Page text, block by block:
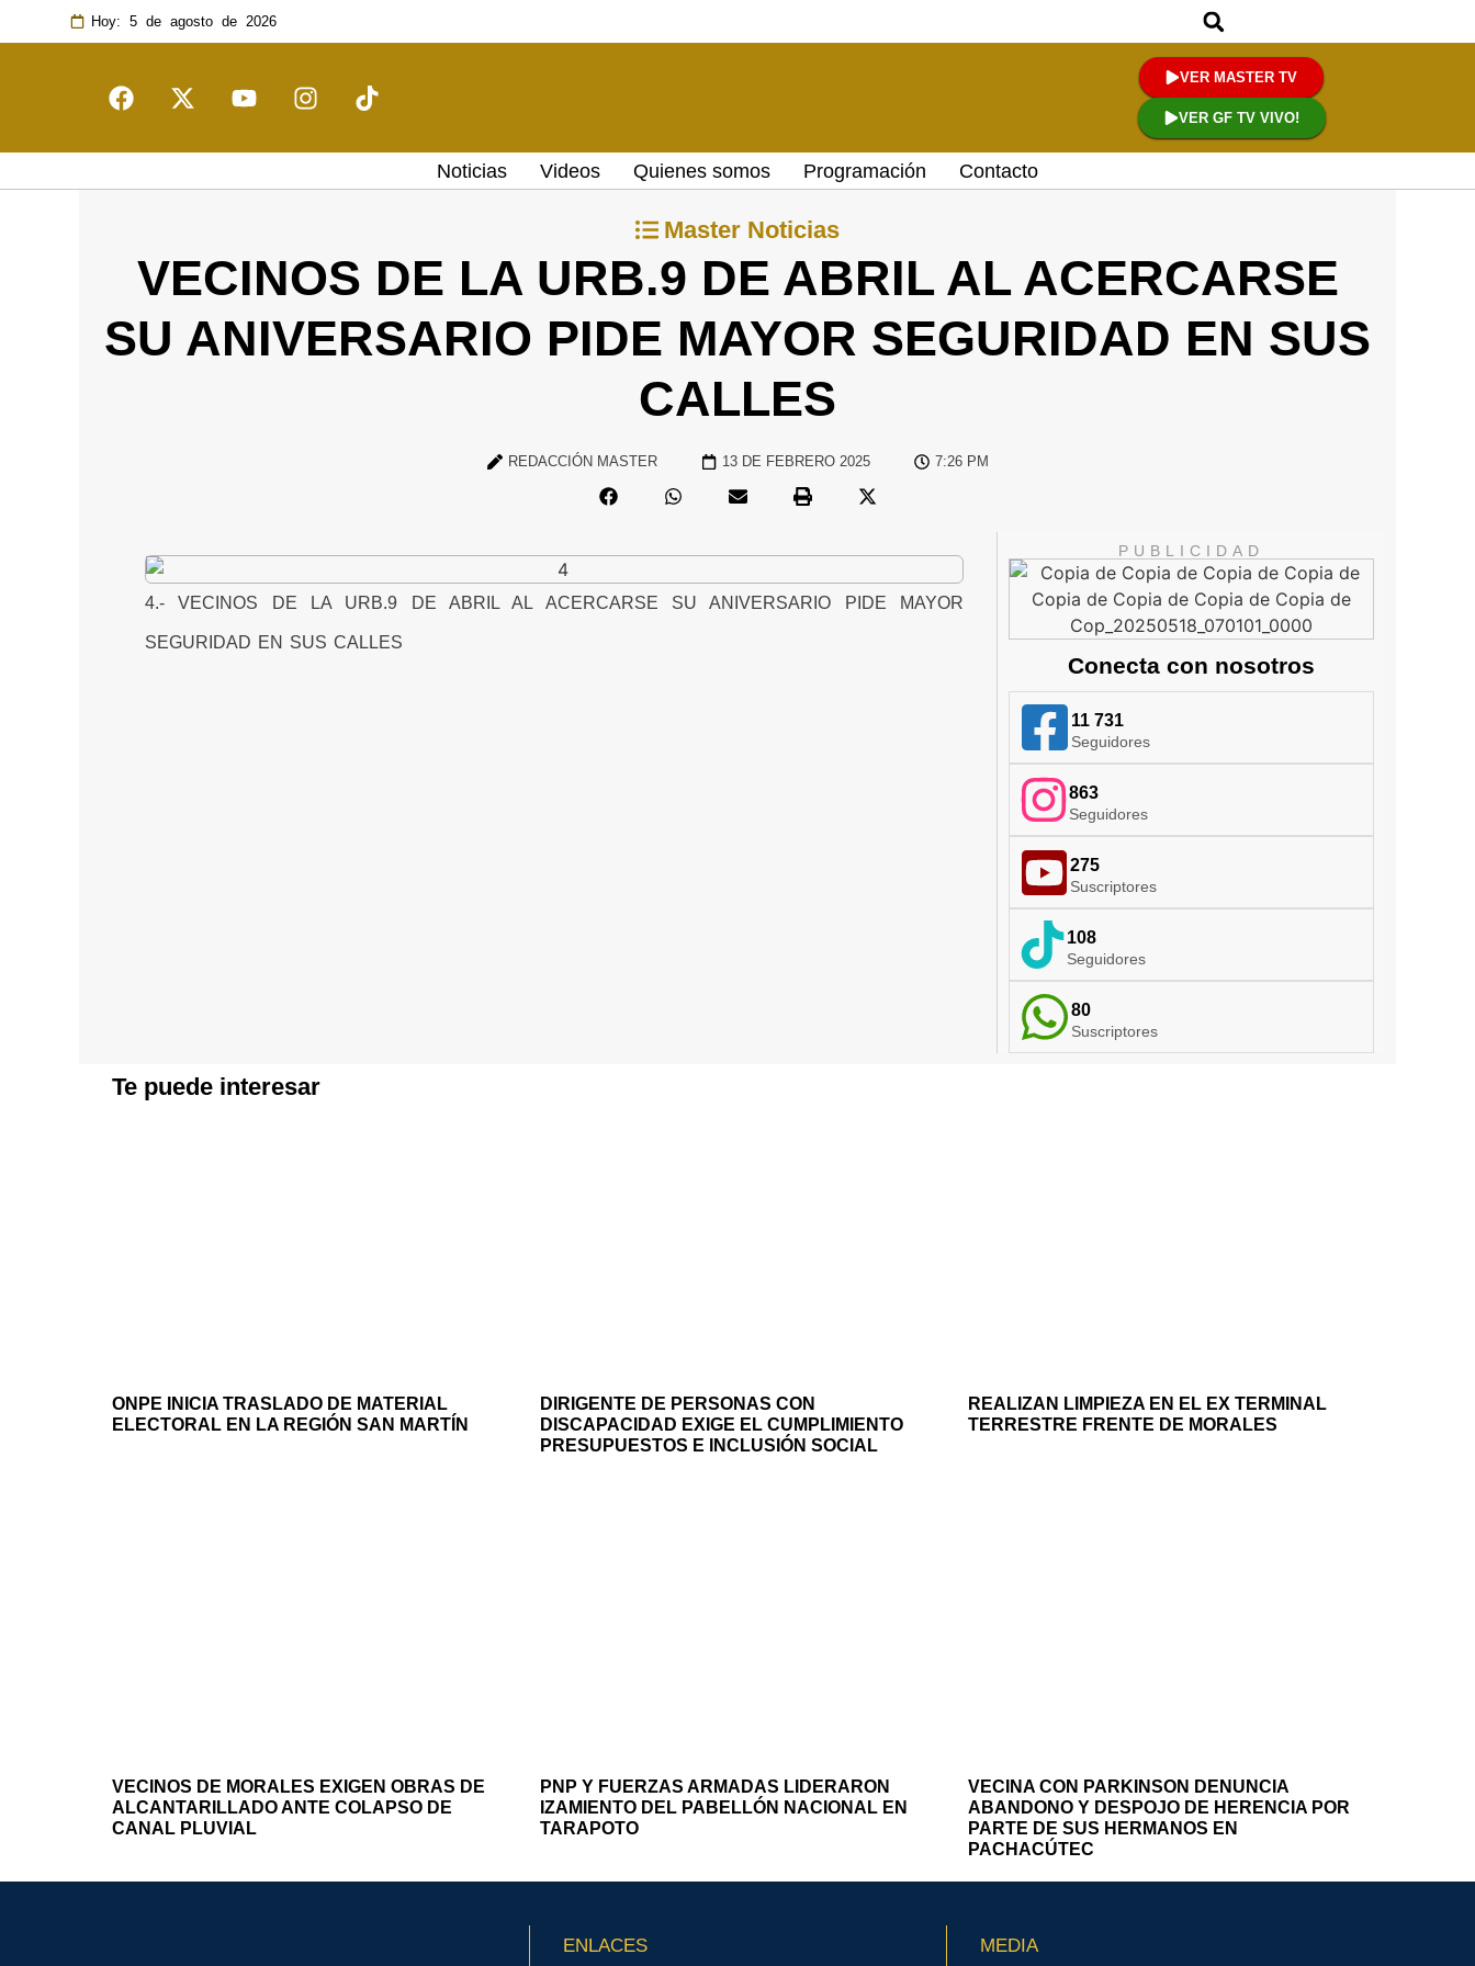
Hoy: 5 de agosto de 2026
VER MASTER TV
VER GF TV VIVO!
Noticias Videos Quienes somos Programación Contacto
Master Noticias
VECINOS DE LA URB.9 DE ABRIL AL ACERCARSE
SU ANIVERSARIO PIDE MAYOR SEGURIDAD EN SUS
CALLES
REDACCIÓN MASTER 13 DE FEBRERO 2025 7:26 PM
4.- VECINOS DE LA URB.9 DE ABRIL AL ACERCARSE SU ANIVERSARIO PIDE MAYOR
SEGURIDAD EN SUS CALLES
PUBLICIDAD
Conecta con nosotros
11 731
Seguidores
863
Seguidores
275
Suscriptores
108
Seguidores
80
Suscriptores
Te puede interesar
ONPE INICIA TRASLADO DE MATERIAL
ELECTORAL EN LA REGIÓN SAN MARTÍN
DIRIGENTE DE PERSONAS CON
DISCAPACIDAD EXIGE EL CUMPLIMIENTO
PRESUPUESTOS E INCLUSIÓN SOCIAL
REALIZAN LIMPIEZA EN EL EX TERMINAL
TERRESTRE FRENTE DE MORALES
VECINOS DE MORALES EXIGEN OBRAS DE
ALCANTARILLADO ANTE COLAPSO DE
CANAL PLUVIAL
PNP Y FUERZAS ARMADAS LIDERARON
IZAMIENTO DEL PABELLÓN NACIONAL EN
TARAPOTO
VECINA CON PARKINSON DENUNCIA
ABANDONO Y DESPOJO DE HERENCIA POR
PARTE DE SUS HERMANOS EN
PACHACÚTEC
ENLACES MEDIA